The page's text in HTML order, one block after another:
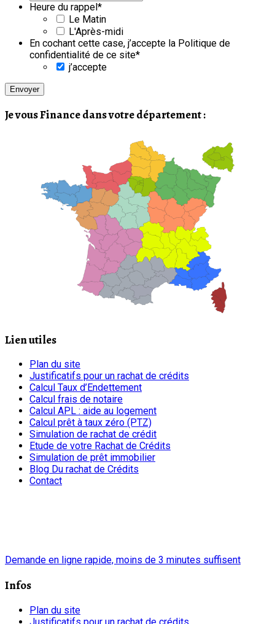
AAAA
Heure du rappel*
Le Matin
L'Après-midi
En cochant cette case, j’accepte la Politique de
confidentialité de ce site*
j’accepte
Je vous Finance dans votre département :
Lien utiles
Plan du site
Justificatifs pour un rachat de crédits
Calcul Taux d’Endettement
Calcul frais de notaire
Calcul APL : aide au logement
Calcul prêt à taux zéro (PTZ)
Simulation de rachat de crédit
Etude de votre Rachat de Crédits
Simulation de prêt immobilier
Blog Du rachat de Crédits
Contact
Demande en ligne rapide, moins de 3 minutes suffisent
Infos
Plan du site